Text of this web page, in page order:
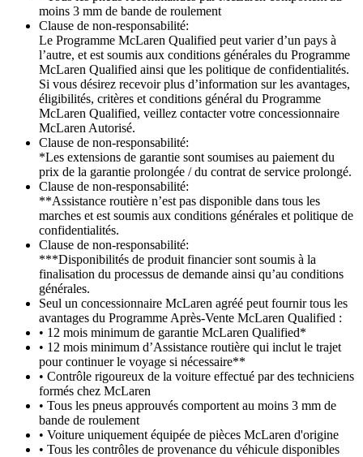
moins 3 mm de bande de roulement
Clause de non-responsabilité:
Le Programme McLaren Qualified peut varier d’un pays à
l’autre, et est soumis aux conditions générales du Programme
McLaren Qualified ainsi que les politique de confidentialités.
Si vous désirez recevoir plus d’information sur les avantages,
éligibilités, critères et conditions général du Programme
McLaren Qualified, veillez contacter votre concessionnaire
McLaren Autorisé.
Clause de non-responsabilité:
*Les extensions de garantie sont soumises au paiement du
prix de la garantie prolongée / du contrat de service prolongé.
Clause de non-responsabilité:
**Assistance routière n’est pas disponible dans tous les
marches et est soumis aux conditions générales et politique de
confidentialités.
Clause de non-responsabilité:
***Disponibilités de produit financier sont soumis à la
finalisation du processus de demande ainsi qu’au conditions
générales.
Seul un concessionnaire McLaren agréé peut fournir tous les
avantages du Programme Après-Vente McLaren Qualified :
• 12 mois minimum de garantie McLaren Qualified*
• 12 mois minimum d’Assistance routière qui inclut le trajet
pour continuer le voyage si nécessaire**
• Contrôle rigoureux de la voiture effectué par des techniciens
formés chez McLaren
• Tous les pneus approuvés comportent au moins 3 mm de
bande de roulement
• Voiture uniquement équipée de pièces McLaren d'origine
• Tous les contrôles de provenance du véhicule disponibles